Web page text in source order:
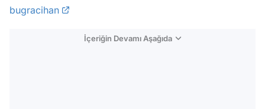
bugracihan
İçeriğin Devamı Aşağıda